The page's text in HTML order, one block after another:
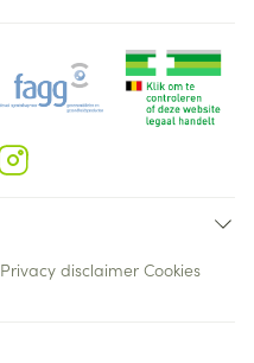
Privacy disclaimer Cookies